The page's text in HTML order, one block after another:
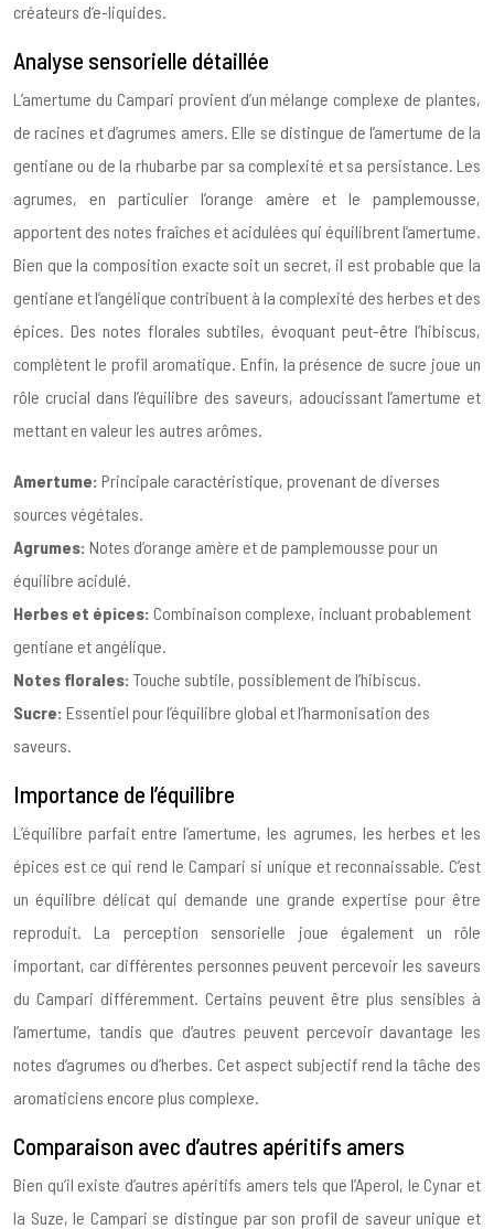
créateurs d’e-liquides.
Analyse sensorielle détaillée
L’amertume du Campari provient d’un mélange complexe de plantes,
de racines et d’agrumes amers. Elle se distingue de l’amertume de la
gentiane ou de la rhubarbe par sa complexité et sa persistance. Les
agrumes, en particulier l’orange amère et le pamplemousse,
apportent des notes fraîches et acidulées qui équilibrent l’amertume.
Bien que la composition exacte soit un secret, il est probable que la
gentiane et l’angélique contribuent à la complexité des herbes et des
épices. Des notes florales subtiles, évoquant peut-être l’hibiscus,
complètent le profil aromatique. Enfin, la présence de sucre joue un
rôle crucial dans l’équilibre des saveurs, adoucissant l’amertume et
mettant en valeur les autres arômes.
Amertume: Principale caractéristique, provenant de diverses
sources végétales.
Agrumes: Notes d’orange amère et de pamplemousse pour un
équilibre acidulé.
Herbes et épices: Combinaison complexe, incluant probablement
gentiane et angélique.
Notes florales: Touche subtile, possiblement de l’hibiscus.
Sucre: Essentiel pour l’équilibre global et l’harmonisation des
saveurs.
Importance de l’équilibre
L’équilibre parfait entre l’amertume, les agrumes, les herbes et les
épices est ce qui rend le Campari si unique et reconnaissable. C’est
un équilibre délicat qui demande une grande expertise pour être
reproduit. La perception sensorielle joue également un rôle
important, car différentes personnes peuvent percevoir les saveurs
du Campari différemment. Certains peuvent être plus sensibles à
l’amertume, tandis que d’autres peuvent percevoir davantage les
notes d’agrumes ou d’herbes. Cet aspect subjectif rend la tâche des
aromaticiens encore plus complexe.
Comparaison avec d’autres apéritifs amers
Bien qu’il existe d’autres apéritifs amers tels que l’Aperol, le Cynar et
la Suze, le Campari se distingue par son profil de saveur unique et